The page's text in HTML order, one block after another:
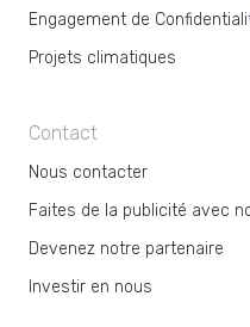
Engagement de
Projets climatiques
Contact
Nous contacter
Faites de la publicité avec
Devenez notre partenaire
Investir en nous